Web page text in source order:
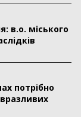
в.о. міського
потрібно